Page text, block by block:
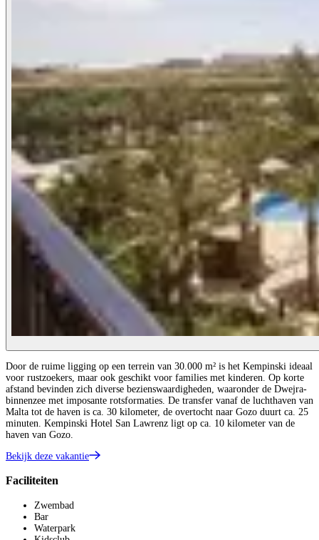
Door de ruime ligging op een terrein van 30.000 m² is het Kempinski ideaal
voor rustzoekers, maar ook geschikt voor families met kinderen. Op korte
afstand bevinden zich diverse bezienswaardigheden, waaronder de Dwejra-
binnenzee met imposante rotsformaties. De transfer vanaf de luchthaven van
Malta tot de haven is ca. 30 kilometer, de overtocht naar Gozo duurt ca. 25
minuten. Kempinski Hotel San Lawrenz ligt op ca. 10 kilometer van de
haven van Gozo.
Bekijk deze vakantie
Faciliteiten
Zwembad
Bar
Waterpark